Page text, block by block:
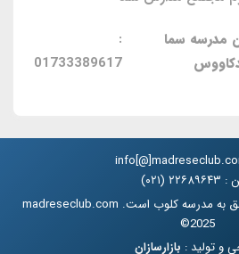
مدرسه سما
:
01733389617
(۰۲۱)
تمامی حقوق این سایت متعلق به مدرسه کلوب است. madreseclub.com
2025©
و تولید : بازارسازان